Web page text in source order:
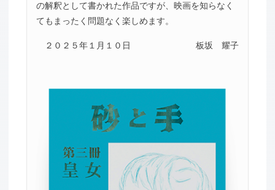
の解釈として書かれた作品ですが、映画を知らなく
てもまったく問題なく楽しめます。
２０２５年１月１０日 板坂 耀子